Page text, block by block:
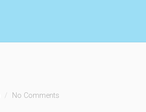
No Comments